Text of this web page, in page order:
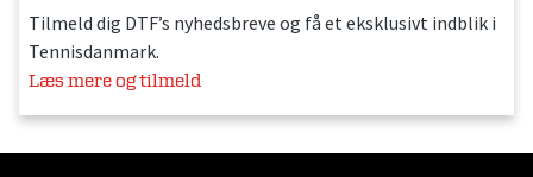
Tilmeld dig DTF’s nyhedsbreve og få et eksklusivt indblik i
Tennisdanmark.
Læs mere og tilmeld